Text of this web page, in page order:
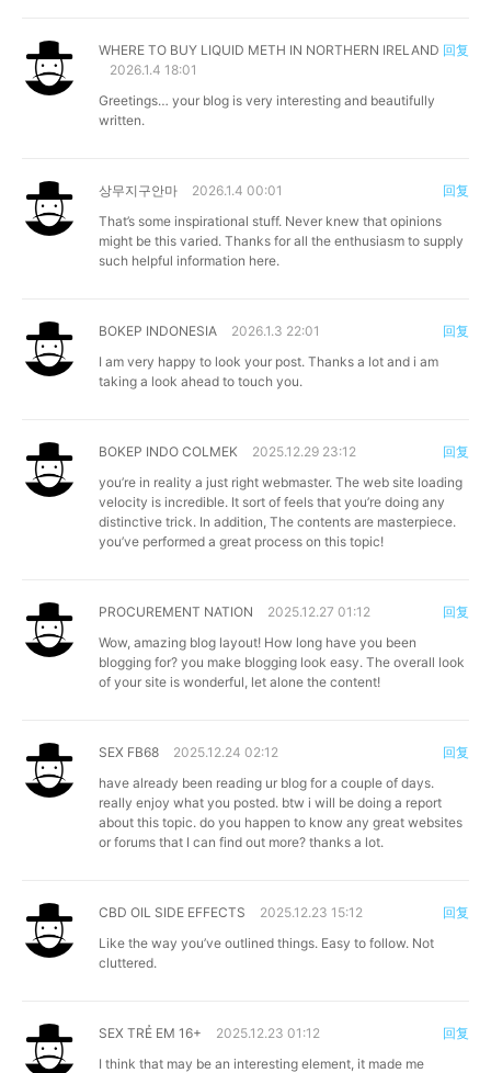
WHERE TO BUY LIQUID METH IN NORTHERN IRELAND
2026.1.4 18:01
Greetings… your blog is very interesting and beautifully
written.
回复
상무지구안마
2026.1.4 00:01
That’s some inspirational stuff. Never knew that opinions
might be this varied. Thanks for all the enthusiasm to supply
such helpful information here.
回复
BOKEP INDONESIA
2026.1.3 22:01
I am very happy to look your post. Thanks a lot and i am
taking a look ahead to touch you.
回复
BOKEP INDO COLMEK
2025.12.29 23:12
you’re in reality a just right webmaster. The web site loading
velocity is incredible. It sort of feels that you’re doing any
distinctive trick. In addition, The contents are masterpiece.
you’ve performed a great process on this topic!
回复
PROCUREMENT NATION
2025.12.27 01:12
Wow, amazing blog layout! How long have you been
blogging for? you make blogging look easy. The overall look
of your site is wonderful, let alone the content!
回复
SEX FB68
2025.12.24 02:12
have already been reading ur blog for a couple of days.
really enjoy what you posted. btw i will be doing a report
about this topic. do you happen to know any great websites
or forums that I can find out more? thanks a lot.
回复
CBD OIL SIDE EFFECTS
2025.12.23 15:12
Like the way you’ve outlined things. Easy to follow. Not
cluttered.
回复
SEX TRẺ EM 16+
2025.12.23 01:12
I think that may be an interesting element, it made me
回复